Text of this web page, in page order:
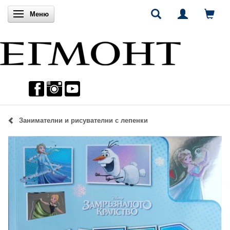
Включи навигацията
Меню
Занимателни и рисувателни с лепенки